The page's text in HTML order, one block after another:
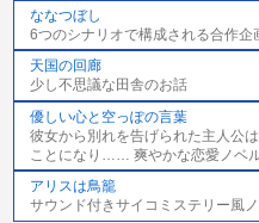
ななつぼし
6つのシナリオで構成される合作企
天国の回廊
少し不思議な田舎のお話
優しい心と空っぽの言葉
彼女から別れを告げられた主人公
ことになり…… 爽やかな恋愛ノベ
アリスは鳥籠
サウンド付きサイコミステリー風